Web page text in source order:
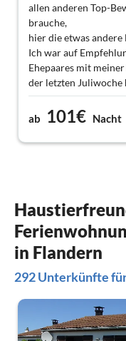
allen anderen Top-
brauche,
hier die etwas andere
Ich war auf
Ehepaares mit
der letzten
noch Freunde, weil
übertroffen wurden.
Wir fühlten uns so
eine " gute
Angefangen von der
Toilettenpapiers bis
neuwertigen Spielen.
Noch ein Satz: der
elektrischem Tor,
Stellplatz 20 m ( eben
ab 101€ Nacht
in Flandern
292 Unterkünfte